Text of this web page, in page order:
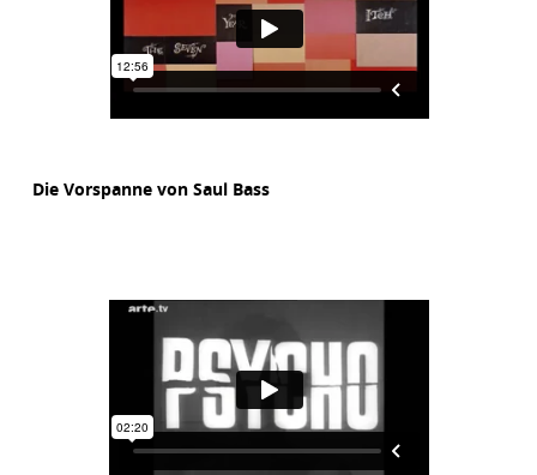
Die Vorspanne von Saul Bass